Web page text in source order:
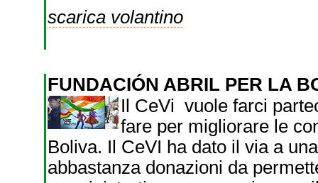
scarica volantino
FUNDACIÓN ABRIL PER LA
Il CeVi vuole farci
fare per migliorare le
Boliva. Il CeVI ha dato il via a
abbastanza donazioni da